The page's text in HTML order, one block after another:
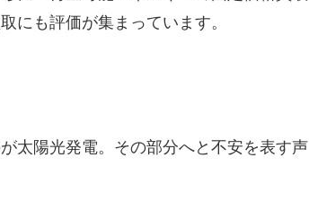
にも評価が集まっています。
太陽光発電。その部分へと不安を表す声